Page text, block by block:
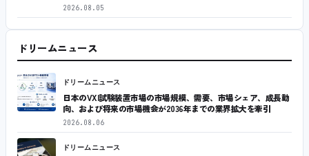
2026.08.05
ドリームニュース
ドリームニュース
日本のVXI試験装置市場の市場規模、需要、市場シェア、成長動
向、および将来の市場機会が2036年までの業界拡大を牽引
2026.08.06
ドリームニュース